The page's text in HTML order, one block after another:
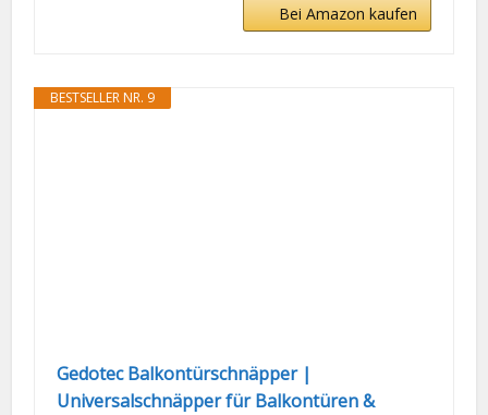
Bei Amazon kaufen
BESTSELLER NR. 9
Gedotec Balkontürschnäpper |
Universalschnäpper für Balkontüren &